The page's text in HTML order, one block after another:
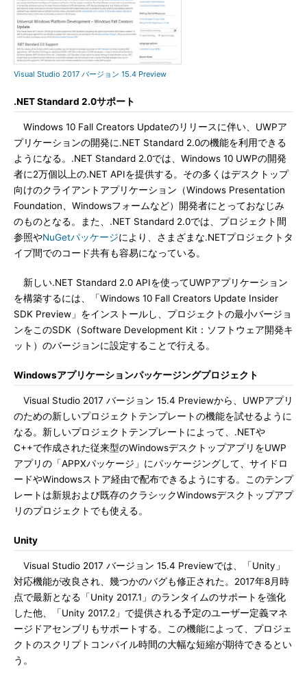
Visual Studio 2017 バージョン 15.4 Preview
.NET Standard 2.0サポート
Windows 10 Fall Creators Updateのリリースに伴い、UWPア
プリケーションの開発に.NET Standard 2.0の機能を利用できる
ようになる。.NET Standard 2.0では、Windows 10 UWPの開発
者に2万個以上の.NET APIを提供する。その多くはデスクトップ
向けのクライアントアプリケーション（Windows Presentation
Foundation、Windowsフォームなど）開発者にとっておなじみ
のものとなる。また、.NET Standard 2.0では、プロジェクト間
参照やNuGetパッケージにより、さまざまな.NETプロジェクトタ
イプ間でのコード共有も容易になっている。
新しい.NET Standard 2.0 APIを使ってUWPアプリケーション
を構築するには、「Windows 10 Fall Creators Update Insider
SDK Preview」をインストールし、プロジェクトの最小バージョ
ンをこのSDK（Software Development Kit：ソフトウェア開発キ
ット）のバージョンに設定することで行える。
Windowsアプリケーションパッケージングプロジェクト
Visual Studio 2017 バージョン 15.4 Previewから、UWPアプリ
のための新しいプロジェクトテンプレートの機能を試せるように
なる。新しいプロジェクトテンプレートによって、.NETや
C++で作成された従来型のWindowsデスクトップアプリをUWP
アプリの「APPXパッケージ」にパッケージングして、サイドロ
ードやWindowsストア経由で配布できるようにする。このテンプ
レートは新規および既存のクラシックWindowsデスクトップアプ
リのプロジェクトでも使える。
Unity
Visual Studio 2017 バージョン 15.4 Previewでは、「Unity」
対応機能が改良され、幾つかのバグも修正された。2017年8月時
点で最新となる「Unity 2017.1」のランタイムのサポートを強化
した他、「Unity 2017.2」で提供される予定のユーザー定義マネ
ージドアセンブリもサポートする。この機能によって、プロジェ
クトのスクリプトコンパイル時間の大幅な短縮が期待できるとい
う。